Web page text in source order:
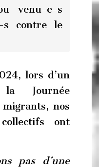
venu-e-s
s contre le
lors d’un
Journée
nos
ont
pas d’une